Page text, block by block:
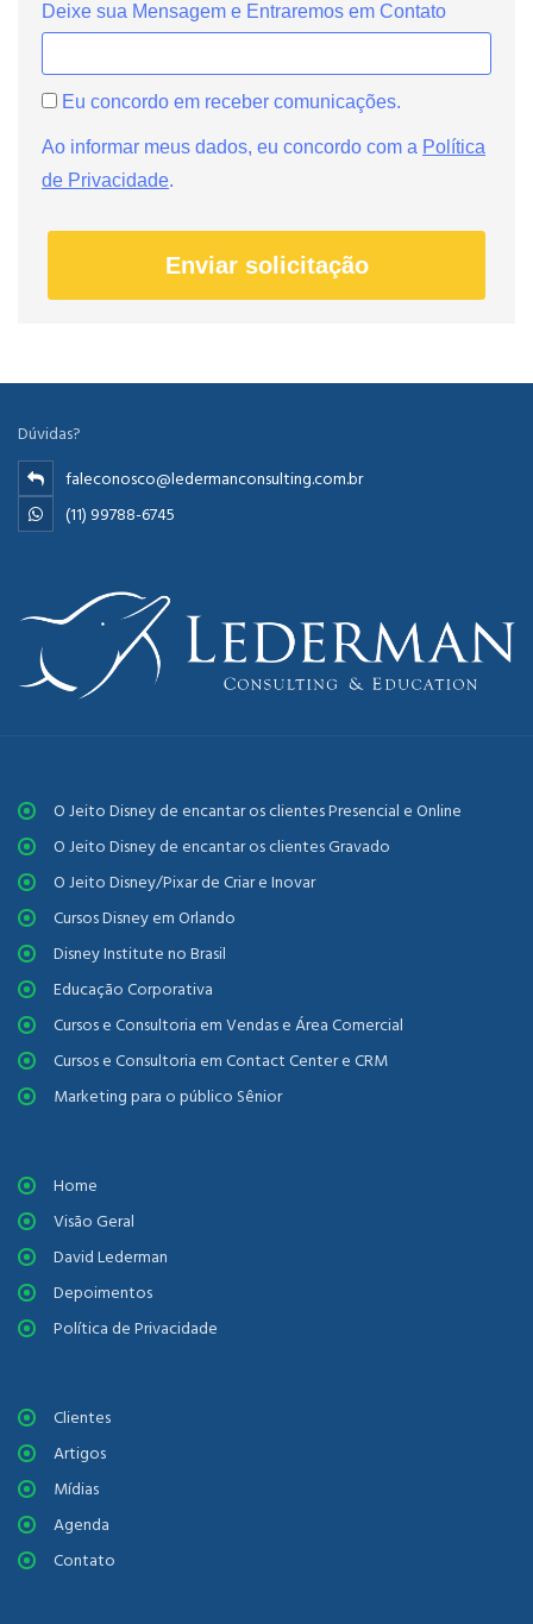
Deixe sua Mensagem e Entraremos em Contato
Eu concordo em receber comunicações.
Ao informar meus dados, eu concordo com a Política
de Privacidade.
Enviar solicitação
Dúvidas?
faleconosco@ledermanconsulting.com.br
(11) 99788-6745
O Jeito Disney de encantar os clientes Presencial e Online
O Jeito Disney de encantar os clientes Gravado
O Jeito Disney/Pixar de Criar e Inovar
Cursos Disney em Orlando
Disney Institute no Brasil
Educação Corporativa
Cursos e Consultoria em Vendas e Área Comercial
Cursos e Consultoria em Contact Center e CRM
Marketing para o público Sênior
Home
Visão Geral
David Lederman
Depoimentos
Política de Privacidade
Clientes
Artigos
Mídias
Agenda
Contato